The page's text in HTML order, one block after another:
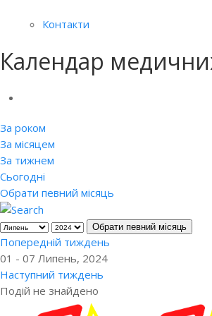
Контакти
Календар
За роком
За місяцем
За тижнем
Сьогодні
Обрати певний місяць
Обрати певний місяць
Попередній тиждень
01 - 07 Липень, 2024
Наступний тиждень
Подій не знайдено